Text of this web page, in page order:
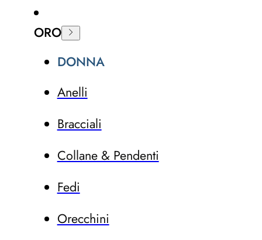
ORO
DONNA
Anelli
Bracciali
Collane & Pendenti
Fedi
Orecchini